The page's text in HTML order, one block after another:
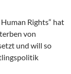
Rights“ hat
von
und will so